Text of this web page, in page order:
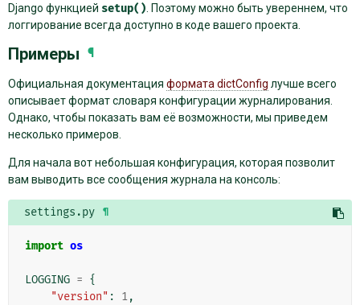
Django функцией setup() . Поэтому можно быть увереннем, что
логгирование всегда доступно в коде вашего проекта.
Примеры ¶
Официальная документация формата dictConfig лучше всего
описывает формат словаря конфигурации журналирования.
Однако, чтобы показать вам её возможности, мы приведем
несколько примеров.
Для начала вот небольшая конфигурация, которая позволит
вам выводить все сообщения журнала на консоль:
settings.py ¶
import os
LOGGING = {
"version" : 1,